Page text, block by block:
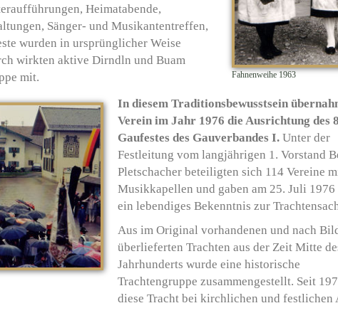
Fahnenweihe 1963
Heimatabende,
Sänger- und Musikantentreffen,
wurden in ursprünglicher Weise
wirkten aktive Dirndln und Buam
mit.
In diesem Traditionsbewusstsein
Verein im Jahr 1976 die Ausrichtung des
Gaufestes des Gauverbandes I. Unter der
Festleitung vom langjährigen 1. Vorstand
Pletschacher beteiligten sich 114 Vereine
Musikkapellen und gaben am 25. Juli
ein lebendiges Bekenntnis zur
Aus im Original vorhandenen und nach
überlieferten Trachten aus der Zeit Mitte
Jahrhunderts wurde eine historische
Trachtengruppe zusammengestellt. Seit
diese Tracht bei kirchlichen und festlichen